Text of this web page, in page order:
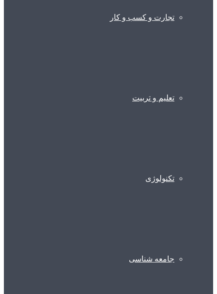
تجارت و کسب و کار
تعلیم و تربیت
تکنولوژی
جامعه شناسی